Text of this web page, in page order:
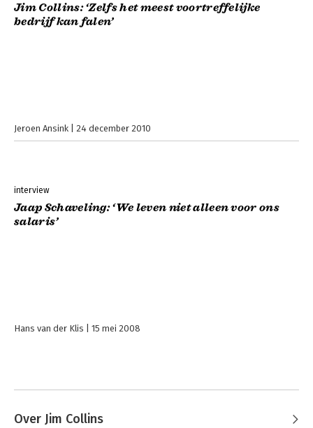
Jim Collins: ‘Zelfs het meest voortreffelijke
bedrijf kan falen’
Jeroen Ansink 24 december 2010
interview
Jaap Schaveling: ‘We leven niet alleen voor ons
salaris’
Hans van der Klis 15 mei 2008
Over Jim Collins